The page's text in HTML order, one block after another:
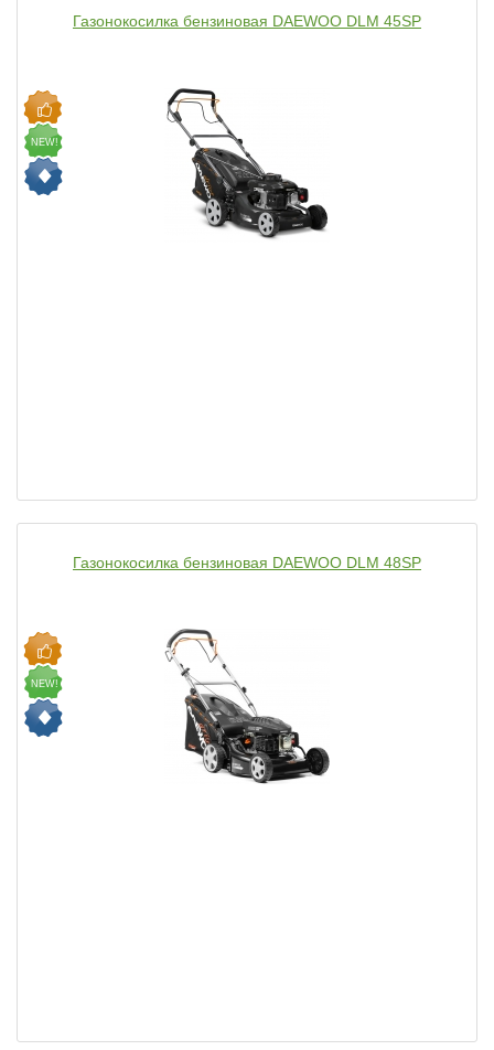
Газонокосилка бензиновая DAEWOO DLM 45SP
NEW!
Газонокосилка бензиновая DAEWOO DLM 48SP
NEW!